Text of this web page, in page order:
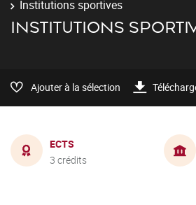
Institutions sportives
INSTITUTIONS
Ajouter à la sélection
ECTS
3 crédits